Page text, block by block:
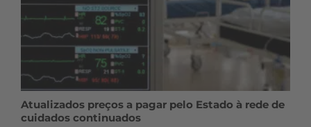
Atualizados preços a pagar pelo Estado à rede de
cuidados continuados